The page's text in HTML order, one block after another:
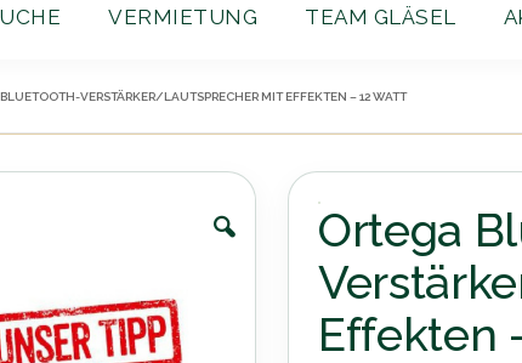
VERMIETUNG TEAM GLÄSEL
BLUETOOTH-VERSTÄRKER/LAUTSPRECHER MIT EFFEKTEN – 12 WATT
Ortega
Effekten